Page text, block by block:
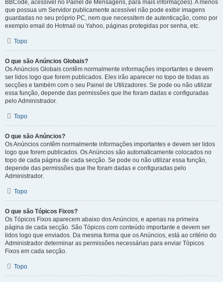
BBCode, acessível no Painel de Mensagens, para mais informações). A menos
que possua um Servidor publicamente acessível não pode exibir imagens
guardadas no seu próprio PC, nem que necessitem de autenticação, como por
exemplo email do Hotmail ou Yahoo, páginas protegidas por senha, etc.
Topo
O que são Anúncios Globais?
Os Anúncios Globais contêm normalmente informações importantes e devem
ser lidos logo que forem publicados. Eles irão aparecer no topo de todas as
secções e também com o seu Painel de Utilizadores. Se pode ou não utilizar
essa função, depende das permissões que lhe foram dadas e configuradas
pelo Administrador.
Topo
O que são Anúncios?
Os Anúncios contêm normalmente informações importantes e devem ser lidos
logo que forem publicados. Os Anúncios são automaticamente colocados no
topo de cada página de cada secção. Se pode ou não utilizar essa função,
depende das permissões que lhe foram dadas e configuradas pelo
Administrador.
Topo
O que são Tópicos Fixos?
Os Tópicos Fixos aparecem abaixo dos Anúncios, e apenas na primeira
página de cada secção. São Tópicos com conteúdo importante e devem ser
lidos logo que enviados. Da mesma forma que os Anúncios, está ao critério do
Administrador determinar as permissões necessárias para enviar Tópicos
Fixos em cada secção.
Topo